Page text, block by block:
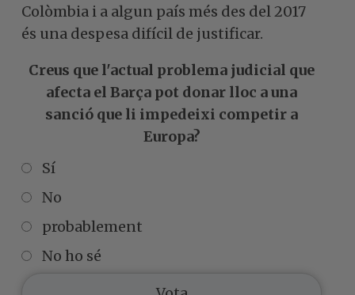
Colòmbia i a algun país més des del 2017
és una despesa difícil de justificar.
Creus que l'actual problema judicial que
afecta el Barça pot donar lloc a una
sanció que li impedeixi competir a
Europa?
Sí
No
probablement
No ho sé